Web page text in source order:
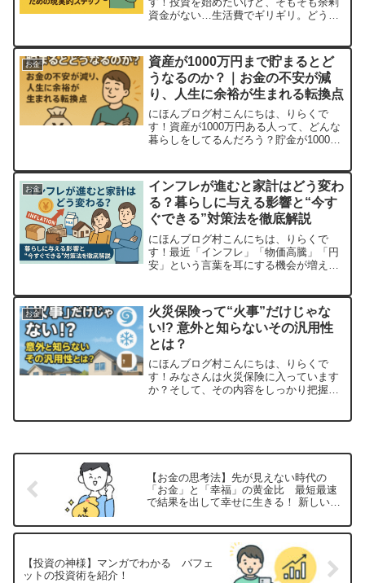
資金がない…生活費でギリギリ。どうや
もよくある悩みです。ですが、ご安心く
ださい。投資の世界に足を踏...
お金
資産が1000万円まで貯まるとど
うなるのか？｜お金の不安が減
り、人生に余裕が生まれる転換点
にほんブログ村こんにちは、りらくで
す！資産が1000万円ある人って、どんな
暮らしをしてるんだろう？貯金が1000万
ょうか？実は、資産が1000万円に到達す
ると、心理面・...
お金
インフレが進むと家計はどう変わ
る？暮らしに与える影響と“今す
ぐできる”対策法を徹底解説
にほんブログ村こんにちは、りらくで
す！最近「インフレ」「物価高騰」「円
安」という言葉を耳にする機会が増えま
いる方も多いのではないでしょうか？こ
の記事では、インフレの基本...
お金
火災保険って“火事”だけじゃな
い!? 意外と知らないその汎用性
とは？
にほんブログ村こんにちは、りらくで
す！みなさんは火災保険に入っています
か？そして、その内容をしっかり把握し
【お金の思考法】先が見えない時代の
「お金」と「幸福」の黄金比 最短最速
で結果を出して幸せに生きる！ 新しい
【投資の神様】マンガでわかる バフェ
ットの投資術を紹介！